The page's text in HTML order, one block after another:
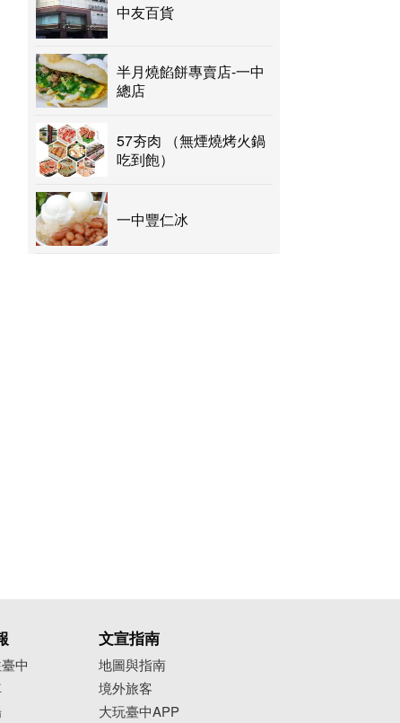
中友百貨
半月燒餡餅專賣店-一中
總店
57夯肉 （無煙燒烤火鍋
吃到飽）
一中豐仁冰
中
文宣指南
地圖與指南
境外旅客
大玩臺中APP